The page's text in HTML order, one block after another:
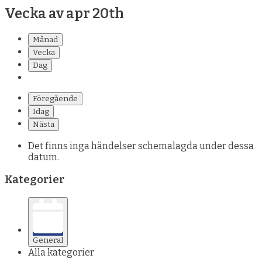
Vecka av apr 20th
Månad
Vecka
Dag
Föregående
Idag
Nästa
Det finns inga händelser schemalagda under dessa
datum.
Kategorier
General
Alla kategorier